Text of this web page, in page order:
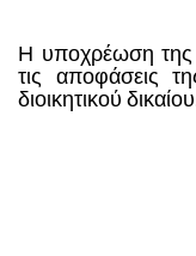
Η υποχρέωση της
τις αποφάσεις
διοικητικού